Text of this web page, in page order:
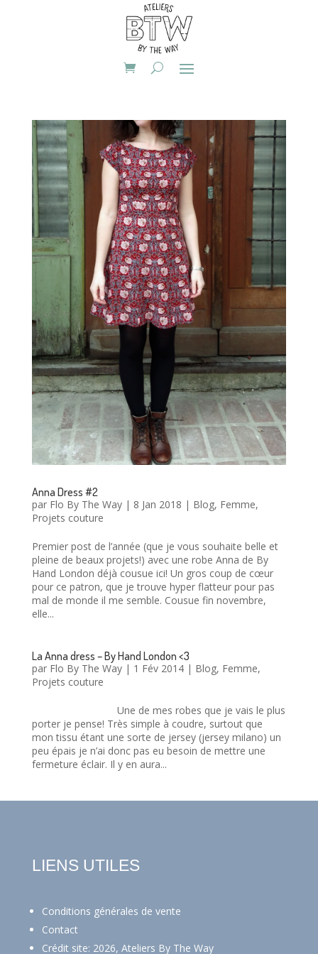
Anna Dress #2
par Flo By The Way| 8 Jan 2018 | Blog, Femme,
Projets couture
Premier post de l’année (que je vous souhaite belle et
pleine de beaux projets!) avec une robe Anna de By
Hand London déjà cousue ici! Un gros coup de cœur
pour ce patron, que je trouve hyper flatteur pour pas
mal de monde il me semble. Cousue fin novembre,
elle...
La Anna dress – By Hand London <3
par Flo By The Way| 1 Fév 2014| Blog, Femme,
Projets couture
Une de mes robes que je vais le plus
porter je pense! Très simple à coudre, surtout que
mon tissu étant une sorte de jersey (jersey milano) un
peu épais je n’ai donc pas eu besoin de mettre une
fermeture éclair. Il y en aura...
LIENS UTILES
Conditions générales de vente
Contact
Crédit site: 2026, Ateliers By The Way